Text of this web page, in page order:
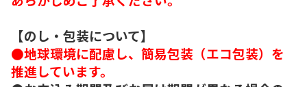
【のし・包装について】
●地球環境に配慮し、簡易包装（エコ包装）を
推進しています。